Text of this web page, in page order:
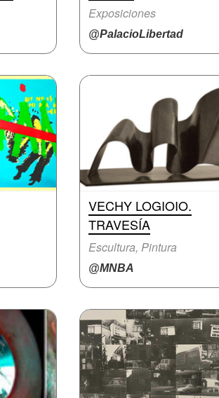
Exposiciones
@PalacioLibertad
VECHY LOGIOIO.
TRAVESÍA
Escultura, Pintura
@MNBA